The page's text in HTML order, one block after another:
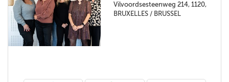
Vilvoordsesteenweg 214, 1120,
BRUXELLES / BRUSSEL